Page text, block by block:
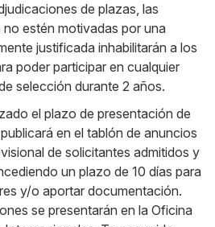
de plazas, las
no estén motivadas por una
justificada inhabilitarán a los
poder participar en cualquier
selección durante 2 años.
el plazo de presentación de
en el tablón de anuncios
de solicitantes admitidos y
un plazo de 10 días para
y/o aportar documentación.
se presentarán en la Oficina